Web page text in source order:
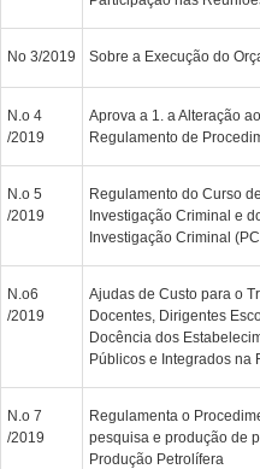
No 3/2019 Sobre a Execução do
N.o 4
/2019
Aprova a 1. a Alteração
Regulamento de
N.o 5
/2019
Regulamento do Curso
Investigação Criminal e
Investigação Criminal
N.o6
/2019
Ajudas de Custo para o
Docentes, Dirigentes
Docência dos
Públicos e Integrados na
N.o 7
/2019
Regulamenta o
pesquisa e produção de
Produção Petrolífera